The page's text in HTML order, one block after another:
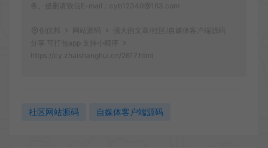
务。侵删请致信E-mail：cyb12340@163.com
创优邦 网站源码
强大的文章/社区/自媒体客户端源码
分享 可打包app 支持小程序
https://cy.zhaishanghui.cn/2617.html
社区网站源码 自媒体客户端源码